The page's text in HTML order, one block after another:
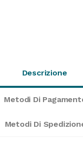
Descrizione
Metodi Di
Metodi Di